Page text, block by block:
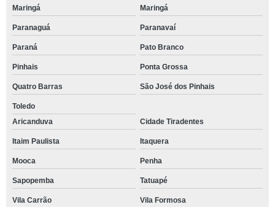
Maringá Maringá
Paranaguá Paranavaí
Paraná Pato Branco
Pinhais Ponta Grossa
Quatro Barras São José dos Pinhais
Toledo
Aricanduva
Cidade Tiradentes
Itaim Paulista Itaquera
Mooca Penha
Sapopemba Tatuapé
Vila Carrão Vila Formosa